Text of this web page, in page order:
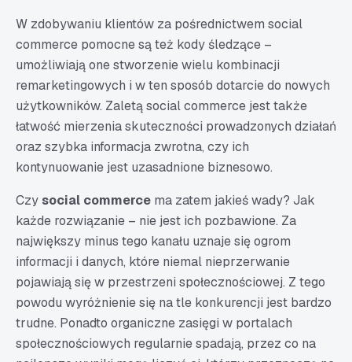
W zdobywaniu klientów za pośrednictwem social
commerce pomocne są też kody śledzące –
umożliwiają one stworzenie wielu kombinacji
remarketingowych i w ten sposób dotarcie do nowych
użytkowników. Zaletą social commerce jest także
łatwość mierzenia skuteczności prowadzonych działań
oraz szybka informacja zwrotna, czy ich
kontynuowanie jest uzasadnione biznesowo.
Czysocial commerce ma zatem jakieś wady? Jak
każde rozwiązanie – nie jest ich pozbawione. Za
największy minus tego kanału uznaje się ogrom
informacji i danych, które niemal nieprzerwanie
pojawiają się w przestrzeni społecznościowej. Z tego
powodu wyróżnienie się na tle konkurencji jest bardzo
trudne. Ponadto organiczne zasięgi w portalach
społecznościowych regularnie spadają, przez co na